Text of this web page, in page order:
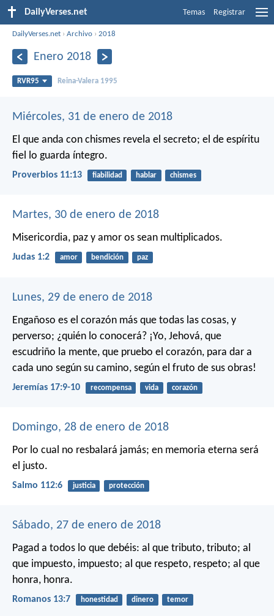
DailyVerses.net Temas Registrar
DailyVerses.net ›Archivo ›2018
Enero 2018
RVR95 Reina-Valera 1995
Miércoles, 31 de enero de 2018
El que anda con chismes revela el secreto; el de espíritu
fiel lo guarda íntegro.
Proverbios 11:13 fiabilidad hablar chismes
Martes, 30 de enero de 2018
Misericordia, paz y amor os sean multiplicados.
Judas 1:2 amor bendición paz
Lunes, 29 de enero de 2018
Engañoso es el corazón más que todas las cosas, y
perverso; ¿quién lo conocerá? ¡Yo, Jehová, que
escudriño la mente, que pruebo el corazón, para dar a
cada uno según su camino, según el fruto de sus obras!
Jeremías 17:9-10 recompensa vida corazón
Domingo, 28 de enero de 2018
Por lo cual no resbalará jamás; en memoria eterna será
el justo.
Salmo 112:6 justicia protección
Sábado, 27 de enero de 2018
Pagad a todos lo que debéis: al que tributo, tributo; al
que impuesto, impuesto; al que respeto, respeto; al que
honra, honra.
Romanos 13:7 honestidad dinero temor